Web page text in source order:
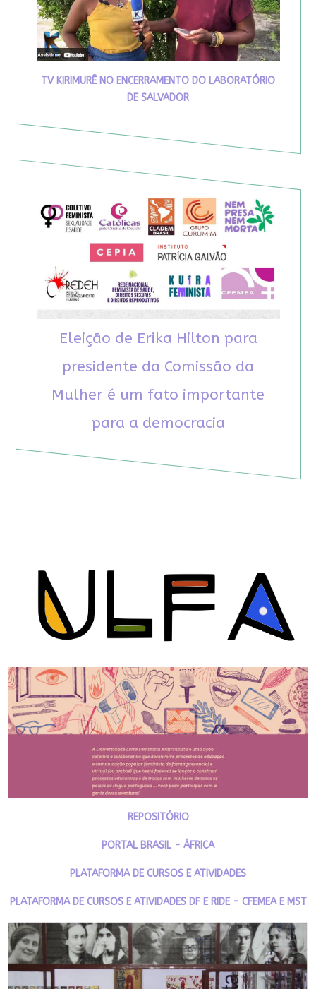
TV KIRIMURÊ NO ENCERRAMENTO DO LABORATÓRIO
DE SALVADOR
Eleição de Erika Hilton para
presidente da Comissão da
Mulher é um fato importante
para a democracia
REPOSITÓRIO
PORTAL BRASIL - ÁFRICA
PLATAFORMA DE CURSOS E ATIVIDADES
PLATAFORMA DE CURSOS E ATIVIDADES DF E RIDE - CFEMEA E MST